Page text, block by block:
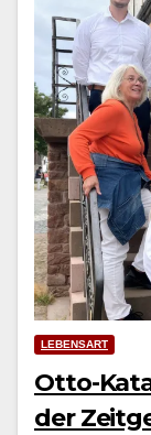
LEBENSART
Otto-
der